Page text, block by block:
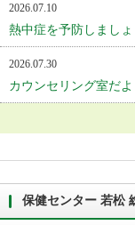
2026.07.10
熱中症を予防しましょ
2026.07.30
カウンセリング室だ
保健センター 若松